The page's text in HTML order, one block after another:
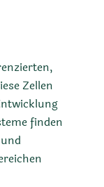
Zellen
finden